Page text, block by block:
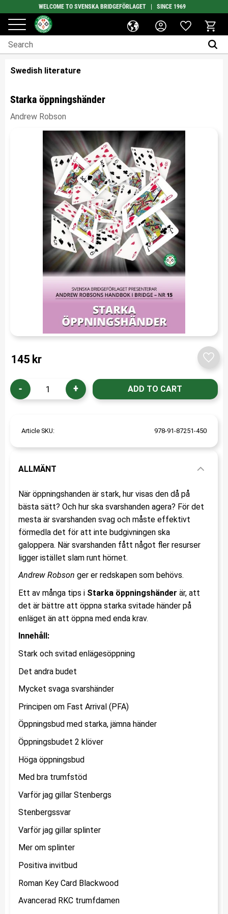
Menu
WELCOME TO SVENSKA BRIDGEFÖRLAGET | SINCE 1969
Favorites
Basket
Swedish literature
Starka öppningshänder
Andrew Robson
145 kr
+
-
Add
Article SKU 978-91-87251-450
ALLMÄNT
När öppningshanden är stark, hur visas den då på
bästa sätt? Och hur ska svarshanden agera? För det
mesta är svarshanden svag och måste effektivt
förmedla det för att inte budgivningen ska
galoppera. När svarshanden fått något fler resurser
ligger istället slam runt hörnet.
Andrew Robson ger er redskapen som behövs.
Ett av många tips i Starka öppningshänder är, att
det är bättre att öppna starka svitade händer på
enläget än att öppna med enda krav.
Innehåll:
Stark och svitad enlägesöppning
Det andra budet
Mycket svaga svarshänder
Principen om Fast Arrival (PFA)
Öppningsbud med starka, jämna händer
Öppningsbudet 2 klöver
Höga öppningsbud
Med bra trumfstöd
Varför jag gillar Stenbergs
Stenbergssvar
Varför jag gillar splinter
Mer om splinter
Positiva invitbud
Roman Key Card Blackwood
Avancerad RKC trumfdamen